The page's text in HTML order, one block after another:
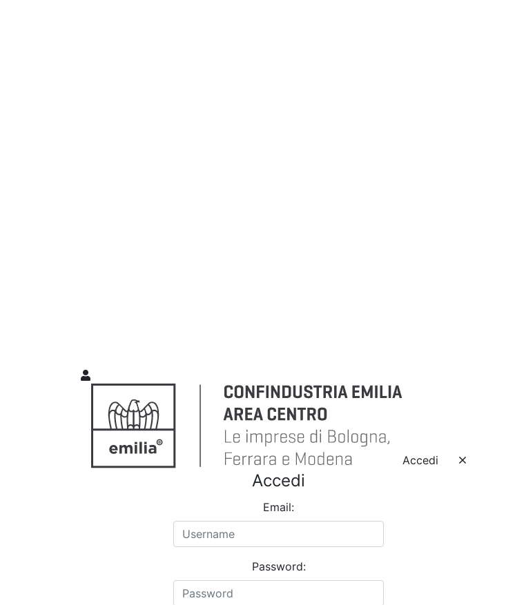
Accedi
Accedi
Email:
Password: